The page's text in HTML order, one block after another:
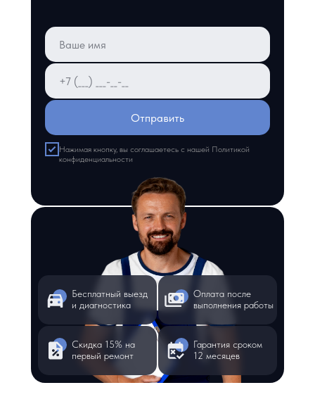
Бесплатный выезд
и диагностика
Скидка 15% на
первый ремонт
Гарантия сроком
12 месяцев
Оплата после
выполнения работы
Нажимая кнопку, вы соглашаетесь с нашей Политикой
конфиденциальности
Отправить